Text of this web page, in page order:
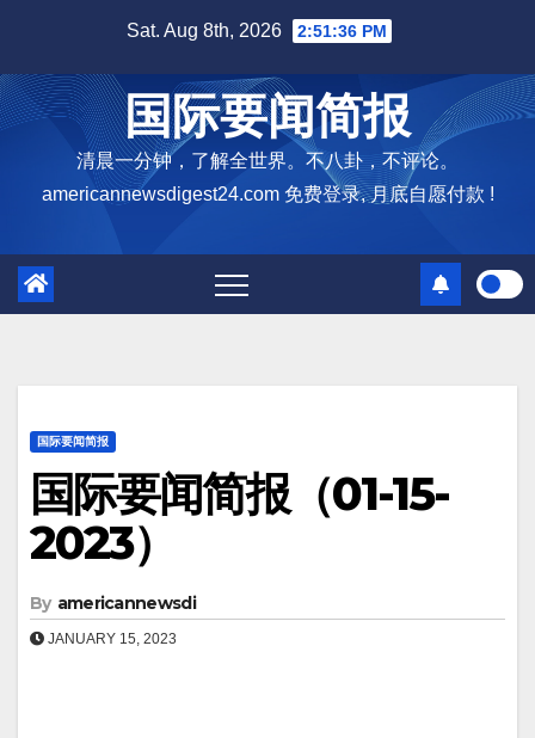
content
Sat. Aug 8th, 2026 2:51:37 PM
国际要闻简报
清晨一分钟，了解全世界。不八卦，不评论。
americannewsdigest24.com 免费登录, 月底自愿付款 !
国际要闻简报
国际要闻简报（01-15-
2023）
By americannewsdi
JANUARY 15, 2023